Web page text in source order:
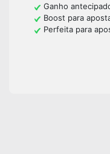
Ganho
Boost para
Perfeita para